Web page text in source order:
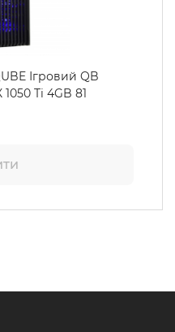
Ігровий QB
1050 Ti 4GB 81